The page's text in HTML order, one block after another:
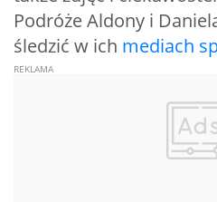
Podróże Aldony i
śledzić w ich mediach